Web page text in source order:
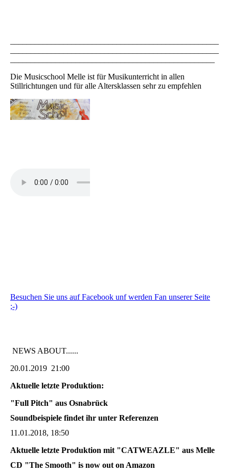
Die Musicschool Melle ist für Musikunterricht in allen
Stillrichtungen und für alle Altersklassen sehr zu empfehlen
Besuchen Sie uns auf Facebook unf werden Fan unserer Seite
;-)
NEWS ABOUT......
20.01.2019 21:00
Aktuelle letzte Produktion:
"Full Pitch" aus Osnabrück
Soundbeispiele findet ihr unter Referenzen
11.01.2018, 18:50
Aktuelle letzte Produktion mit "CATWEAZLE" aus Melle
CD "The Smooth" is now out on Amazon